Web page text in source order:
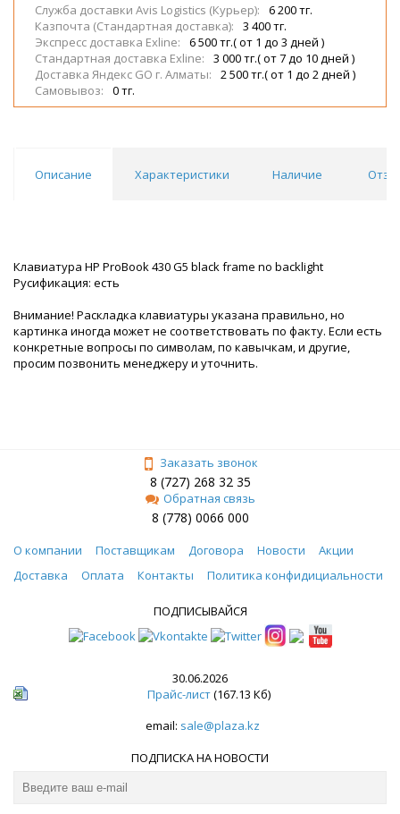
Служба доставки Avis Logistics (Курьер):
6 200 тг.
Казпочта (Стандартная доставка):
3 400 тг.
Экспресс доставка Exline:
6 500 тг.( от 1 до 3 дней )
Стандартная доставка Exline:
3 000 тг.( от 7 до 10 дней )
Доставка Яндекс GO г. Алматы:
2 500 тг.( от 1 до 2 дней )
Самовывоз:
0 тг.
Описание Характеристики Наличие
Клавиатура HP ProBook 430 G5 black frame no backlight
Русификация: есть
Внимание! Раскладка клавиатуры указана правильно, но
картинка иногда может не соответствовать по факту. Если есть
конкретные вопросы по символам, по кавычкам, и другие,
просим позвонить менеджеру и уточнить.
Заказать звонок
8 (727) 268 32 35
Обратная связь
8 (778) 0066 000
О компании Поставщикам Договора Новости
Акции
Доставка
Оплата Контакты Политика конфидициальности
ПОДПИСЫВАЙСЯ
30.06.2026
Прайс-лист(167.13 Кб)
email: sale@plaza.kz
ПОДПИСКА НА НОВОСТИ